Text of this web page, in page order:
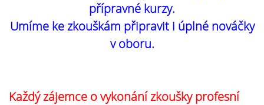
přípravné kurzy.
Umíme ke zkouškám připravit i úplné nováčky
v oboru.
Každý zájemce o vykonání zkoušky profesní